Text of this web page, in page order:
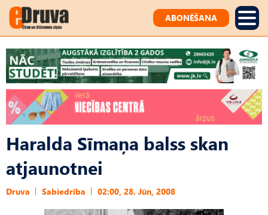
ABONĒŠANA
Haralda Sīmaņa balss skan
atjaunotnei
Druva Sabiedrība 02:00, 28. Jūn, 2008